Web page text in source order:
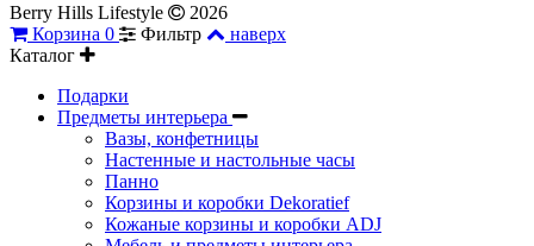
Berry Hills Lifestyle
2026
Корзина 0 Фильтр
наверх
Каталог
Подарки
Предметы интерьера
Вазы, конфетницы
Настенные и настольные часы
Панно
Корзины и коробки Dekoratief
Кожаные корзины и коробки ADJ